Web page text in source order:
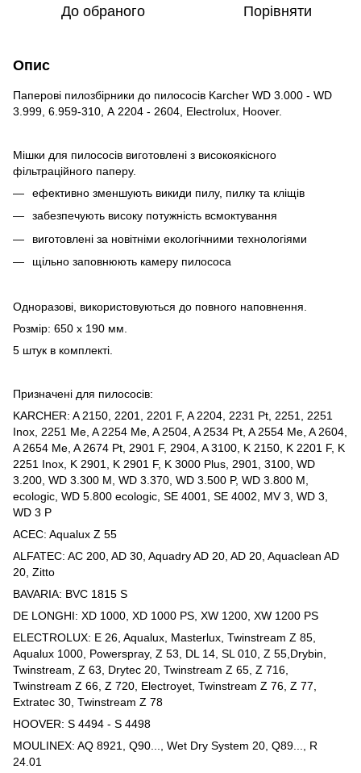
До обраного Порівняти
Опис
Паперові пилозбірники до пилососів Karcher WD 3.000 - WD
3.999, 6.959-310, А 2204 - 2604, Electrolux, Hoover.
Мішки для пилососів виготовлені з високоякісного
фільтраційного паперу.
ефективно зменшують викиди пилу, пилку та кліщів
забезпечують високу потужність всмоктування
виготовлені за новітніми екологічними технологіями
щільно заповнюють камеру пилососа
Одноразові, використовуються до повного наповнення.
Розмір: 650 x 190 мм.
5 штук в комплекті.
Призначені для пилососів:
KARCHER: A 2150, 2201, 2201 F, A 2204, 2231 Pt, 2251, 2251
Inox, 2251 Me, A 2254 Me, A 2504, A 2534 Pt, A 2554 Me, A 2604,
A 2654 Me, A 2674 Pt, 2901 F, 2904, A 3100, K 2150, K 2201 F, K
2251 Inox, K 2901, K 2901 F, K 3000 Plus, 2901, 3100, WD
3.200, WD 3.300 M, WD 3.370, WD 3.500 P, WD 3.800 M,
ecologic, WD 5.800 ecologic, SE 4001, SE 4002, MV 3, WD 3,
WD 3 P
ACEC: Aqualux Z 55
ALFATEC: AC 200, AD 30, Aquadry AD 20, AD 20, Aquaclean AD
20, Zitto
BAVARIA: BVC 1815 S
DE LONGHI: XD 1000, XD 1000 PS, XW 1200, XW 1200 PS
ELECTROLUX: E 26, Aqualux, Masterlux, Twinstream Z 85,
Aqualux 1000, Powerspray, Z 53, DL 14, SL 010, Z 55,Drybin,
Twinstream, Z 63, Drytec 20, Twinstream Z 65, Z 716,
Twinstream Z 66, Z 720, Electroyet, Twinstream Z 76, Z 77,
Extratec 30, Twinstream Z 78
HOOVER: S 4494 - S 4498
MOULINEX: AQ 8921, Q90..., Wet Dry System 20, Q89..., R
24.01